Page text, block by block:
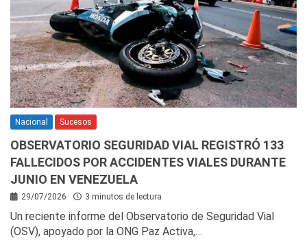
Nacional Sucesos
OBSERVATORIO SEGURIDAD VIAL REGISTRÓ 133
FALLECIDOS POR ACCIDENTES VIALES DURANTE
JUNIO EN VENEZUELA
29/07/2026 3 minutos de lectura
Un reciente informe del Observatorio de Seguridad Vial
(OSV), apoyado por la ONG Paz Activa,…